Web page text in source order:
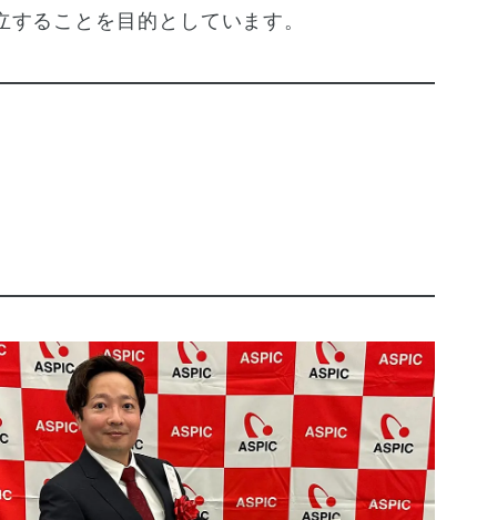
ることを目的としています。